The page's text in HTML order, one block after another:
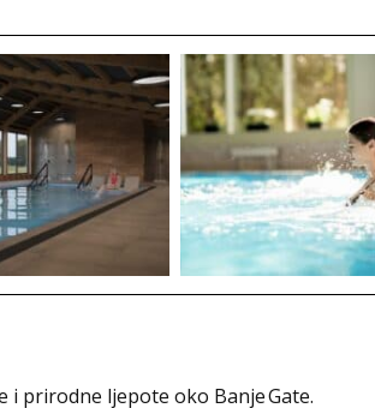
prirodne ljepote oko Banje Gate.